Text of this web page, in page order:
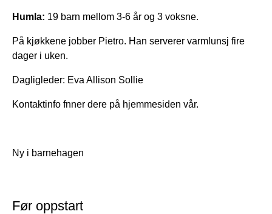
Humla: 19 barn mellom 3-6 år og 3 voksne.
På kjøkkene jobber Pietro. Han serverer varmlunsj fire
dager i uken.
Dagligleder: Eva Allison Sollie
Kontaktinfo fnner dere på hjemmesiden vår.
Ny i barnehagen
Før oppstart